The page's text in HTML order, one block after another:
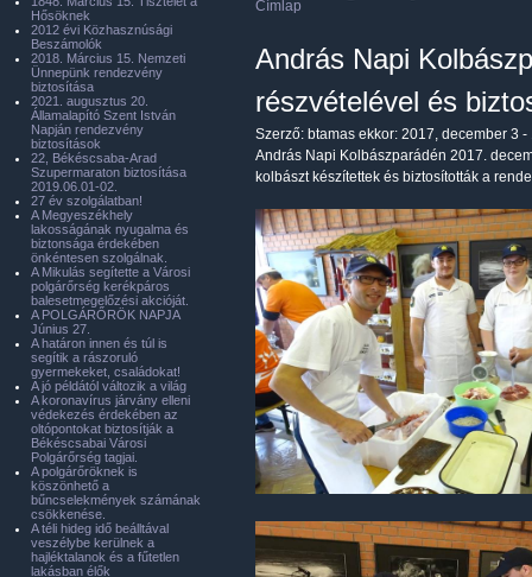
Címlap
András Napi
részvételével és
Szerző: btamas ekkor: 2017, december 3 -
András Napi Kolbászparádén 2017.
kolbászt készítettek és biztosították a
Hősöknek
2012 évi Közhasznúsági
Beszámolók
2018. Március 15. Nemzeti
Ünnepünk rendezvény
biztosítása
2021. augusztus 20.
Államalapító Szent István
Napján rendezvény
biztosítások
22, Békéscsaba-Arad
Szupermaraton biztosítása
2019.06.01-02.
27 év szolgálatban!
A Megyeszékhely
lakosságának nyugalma és
biztonsága érdekében
önkéntesen szolgálnak.
A Mikulás segítette a Városi
polgárőrség kerékpáros
balesetmegelőzési akcióját.
A POLGÁRŐRÖK NAPJA
Június 27.
A határon innen és túl is
segítik a rászoruló
gyermekeket, családokat!
A jó példától változik a világ
A koronavírus járvány elleni
védekezés érdekében az
oltópontokat biztosítják a
Békéscsabai Városi
Polgárőrség tagjai.
A polgárőröknek is
köszönhető a
bűncselekmények számának
csökkenése.
A téli hideg idő beálltával
veszélybe kerülnek a
hajléktalanok és a fűtetlen
lakásban élők